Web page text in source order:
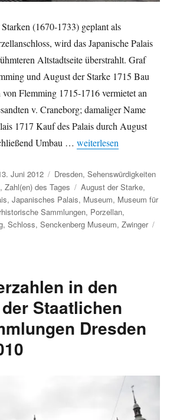
(1670-1733) geplant als
wird das Japanische Palais
Altstadtseite überstrahlt. Graf
und August der Starke 1715 Bau
Flemming 1715-1716 vermietet an
v. Craneborg; damaliger Name
1717 Kauf des Palais durch August
Umbau …„Das Japanische Palais in
weiterlesen
Juni 2012 Kategorien
Dresden,Sehenswürdigkeiten
,Zahl(en) des Tages Schlagwörter
August der Starke,
,Japanisches Palais, Museum, Museum für
Sammlungen, Porzellan,
,Schloss,Senckenberg Museum,Zwinger
in den
Staatlichen
Dresden